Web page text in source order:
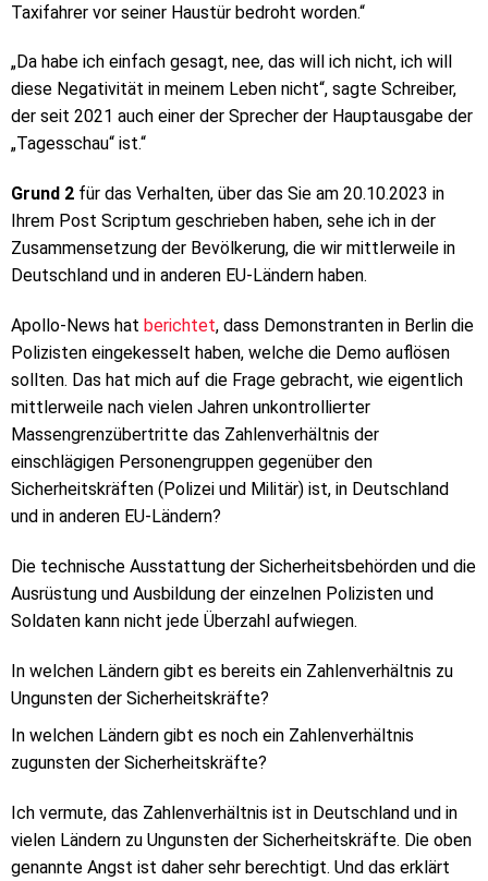
Taxifahrer vor seiner Haustür bedroht worden.“
„Da habe ich einfach gesagt, nee, das will ich nicht, ich will
diese Negativität in meinem Leben nicht“, sagte Schreiber,
der seit 2021 auch einer der Sprecher der Hauptausgabe der
„Tagesschau“ ist.“
Grund 2 für das Verhalten, über das Sie am 20.10.2023 in
Ihrem Post Scriptum geschrieben haben, sehe ich in der
Zusammensetzung der Bevölkerung, die wir mittlerweile in
Deutschland und in anderen EU-Ländern haben.
Apollo-News hat berichtet, dass Demonstranten in Berlin die
Polizisten eingekesselt haben, welche die Demo auflösen
sollten. Das hat mich auf die Frage gebracht, wie eigentlich
mittlerweile nach vielen Jahren unkontrollierter
Massengrenzübertritte das Zahlenverhältnis der
einschlägigen Personengruppen gegenüber den
Sicherheitskräften (Polizei und Militär) ist, in Deutschland
und in anderen EU-Ländern?
Die technische Ausstattung der Sicherheitsbehörden und die
Ausrüstung und Ausbildung der einzelnen Polizisten und
Soldaten kann nicht jede Überzahl aufwiegen.
In welchen Ländern gibt es bereits ein Zahlenverhältnis zu
Ungunsten der Sicherheitskräfte?
In welchen Ländern gibt es noch ein Zahlenverhältnis
zugunsten der Sicherheitskräfte?
Ich vermute, das Zahlenverhältnis ist in Deutschland und in
vielen Ländern zu Ungunsten der Sicherheitskräfte. Die oben
genannte Angst ist daher sehr berechtigt. Und das erklärt